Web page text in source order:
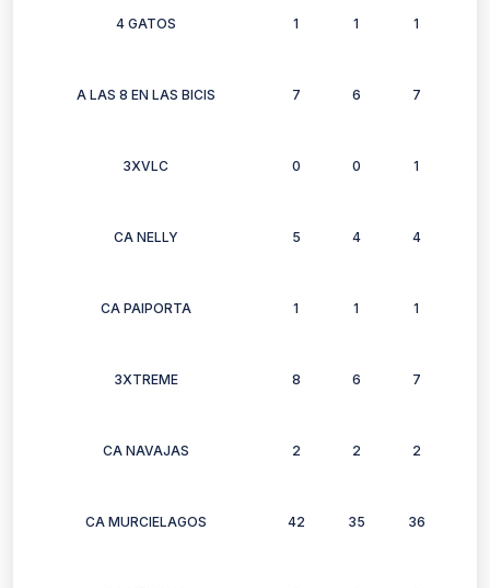
4 GATOS 1 1 1
A LAS 8 EN LAS BICIS 7 6 7
3XVLC 0 0 1
CA NELLY 5 4 4
CA PAIPORTA 1 1 1
3XTREME 8 6 7
CA NAVAJAS 2 2 2
CA MURCIELAGOS 42 35 36